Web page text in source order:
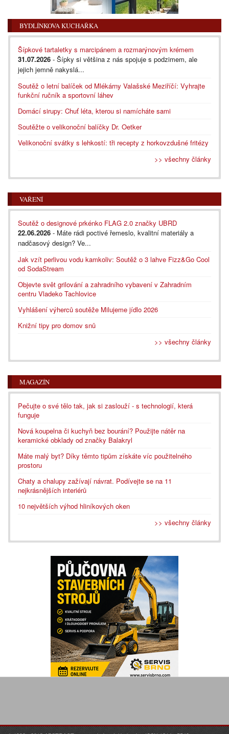
BYDLÍNKOVA KUCHAŘKA
Šípkové tartaletky s marcipánem a rozmarýnovým krémem
31.07.2026 - Šípky si většina z nás spojuje s podzimem, ale
jejich jemně nakyslá...
Soutěž o letní balíček od Mlékárny Valašské Meziříčí: Vyhrajte
funkční ručník a sportovní láhev
Domácí sirupy: Chuť léta, kterou si namícháte sami
Soutěžte o velikonoční balíčky Dr. Oetker
Velikonoční svátky s lehkostí: tři recepty z horkovzdušné fritézy
>> všechny články
VAŘENÍ
Soutěž o designové prkénko FLAG 2.0 značky UBRD
22.06.2026 - Máte rádi poctivé řemeslo, kvalitní materiály a
nadčasový design? Ve...
Jak vzít perlivou vodu kamkoliv: Soutěž o 3 lahve Fizz&Go Cool
od SodaStream
Objevte svět grilování a zahradního vybavení v Zahradním
centru Vladeko Tachlovice
Vyhlášení výherců soutěže Milujeme jídlo 2026
Knižní tipy pro domov snů
>> všechny články
MAGAZÍN
Pečujte o své tělo tak, jak si zaslouží - s technologií, která
funguje
Nová koupelna či kuchyň bez bourání? Použijte nátěr na
keramické obklady od značky Balakryl
Máte malý byt? Díky těmto tipům získáte víc použitelného
prostoru
Chaty a chalupy zažívají návrat. Podívejte se na 11
nejkrásnějších interiérů
10 největších výhod hliníkových oken
>> všechny články